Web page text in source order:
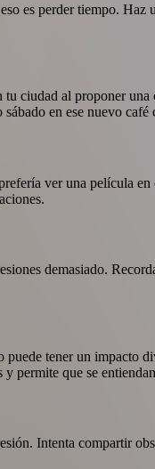
es perder tiempo.
ciudad al proponer una
en ese nuevo café
ver una película en
demasiado.
tener un impacto
permite que se
Intenta compartir